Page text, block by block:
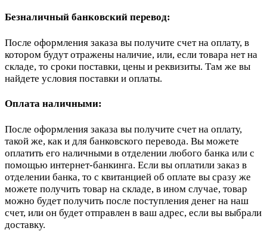
Безналичный банковский перевод:
После оформления заказа вы получите счет на оплату, в
котором будут отражены наличие, или, если товара нет на
складе, то сроки поставки, цены и реквизиты. Там же вы
найдете условия поставки и оплаты.
Оплата наличными:
После оформления заказа вы получите счет на оплату,
такой же, как и для банковского перевода. Вы можете
оплатить его наличными в отделении любого банка или с
помощью интернет-банкинга. Если вы оплатили заказ в
отделении банка, то с квитанцией об оплате вы сразу же
можете получить товар на складе, в ином случае, товар
можно будет получить после поступления денег на наш
счет, или он будет отправлен в ваш адрес, если вы выбрали
доставку.